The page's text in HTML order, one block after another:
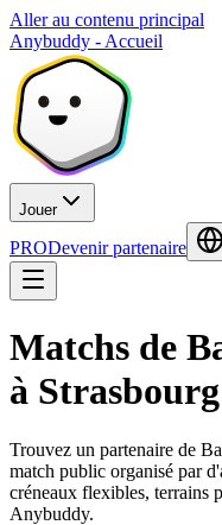
Aller au contenu principal
Anybuddy - Accueil
Jouer
PRODevenir partenaire
Matchs de
à Strasbourg
Trouvez un partenaire de
match public organisé par
créneaux flexibles, terrains
Anybuddy.